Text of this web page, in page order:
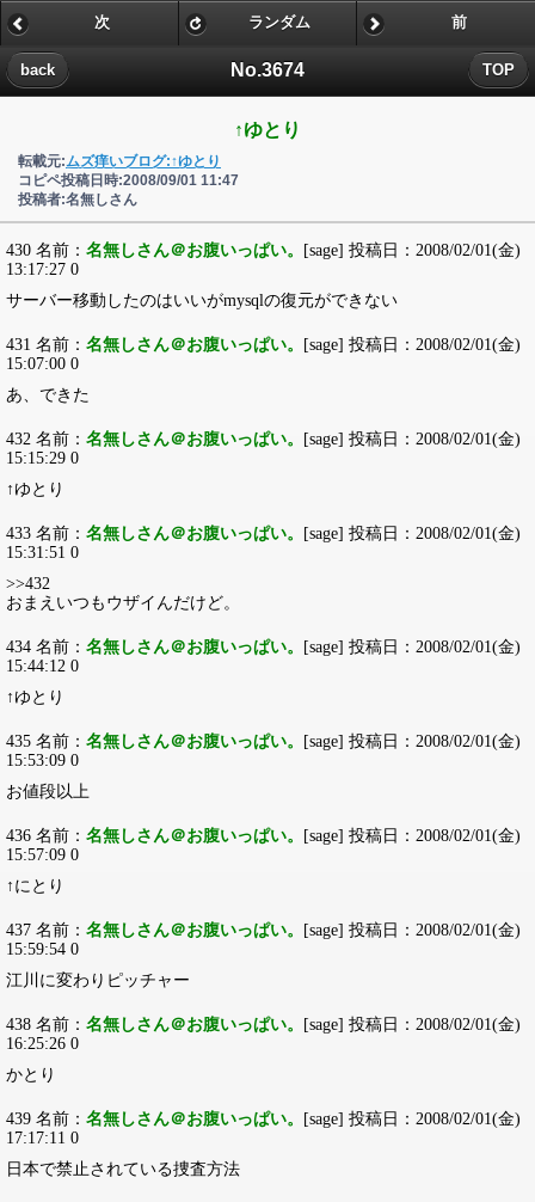
No.3674
back TOP
次 ランダム 前
↑ゆとり
転載元:ムズ痒いブログ:↑ゆとり
コピペ投稿日時:2008/09/01 11:47
投稿者:名無しさん
430 名前： 名無しさん＠お腹いっぱい。
[sage] 投稿日：2008/02/01(金)
13:17:27 0
サーバー移動したのはいいがmysqlの復元ができない
431 名前： 名無しさん＠お腹いっぱい。
[sage] 投稿日：2008/02/01(金)
15:07:00 0
あ、できた
432 名前： 名無しさん＠お腹いっぱい。
[sage] 投稿日：2008/02/01(金)
15:15:29 0
↑ゆとり
433 名前： 名無しさん＠お腹いっぱい。
[sage] 投稿日：2008/02/01(金)
15:31:51 0
>>432
おまえいつもウザイんだけど。
434 名前： 名無しさん＠お腹いっぱい。
[sage] 投稿日：2008/02/01(金)
15:44:12 0
↑ゆとり
435 名前： 名無しさん＠お腹いっぱい。
[sage] 投稿日：2008/02/01(金)
15:53:09 0
お値段以上
436 名前： 名無しさん＠お腹いっぱい。
[sage] 投稿日：2008/02/01(金)
15:57:09 0
↑にとり
437 名前： 名無しさん＠お腹いっぱい。
[sage] 投稿日：2008/02/01(金)
15:59:54 0
江川に変わりピッチャー
438 名前： 名無しさん＠お腹いっぱい。
[sage] 投稿日：2008/02/01(金)
16:25:26 0
かとり
439 名前： 名無しさん＠お腹いっぱい。
[sage] 投稿日：2008/02/01(金)
17:17:11 0
日本で禁止されている捜査方法